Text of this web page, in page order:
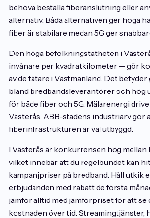
behöva beställa fiberanslutning eller
alternativ. Båda alternativen ger höga
fiber är stabilare medan 5G ger
Den höga befolkningstätheten i
invånare per kvadratkilometer — gör
av de tätare i Västmanland. Det
bland bredbandsleverantörer och hög
för både fiber och 5G. Mälarenergi
Västerås. ABB-stadens industriarv gör
fiberinfrastrukturen är väl utbyggd.
I Västerås är konkurrensen hög mellan
vilket innebär att du regelbundet kan
kampanjpriser på bredband. Håll utkik
erbjudanden med rabatt de första
jämför alltid med jämförpriset för att se
kostnaden över tid. Streamingtjänster,